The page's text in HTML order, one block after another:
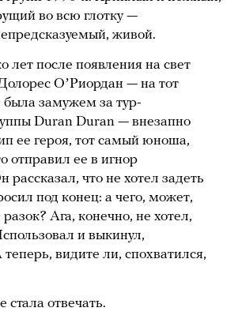
во всю глотку —
живой.
лет после появления на свет
ОʼРиордан — на тот
замужем за тур-
Duran Duran — внезапно
ее героя, тот самый юноша,
отправил ее в игнор
рассказал, что не хотел задеть
под конец: а чего, может,
Ага, конечно, не хотел,
и выкинул,
видите ли, спохватился,
отвечать.